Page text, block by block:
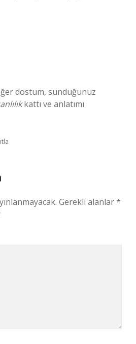
dostum, sunduğunuz
kattı ve anlatımı
Gerekli alanlar*